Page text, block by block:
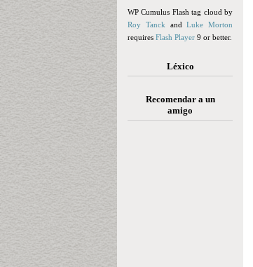
WP Cumulus Flash tag cloud by
Roy Tanck andLuke Morton
requires Flash Player 9 or better.
Léxico
Recomendar a un
amigo